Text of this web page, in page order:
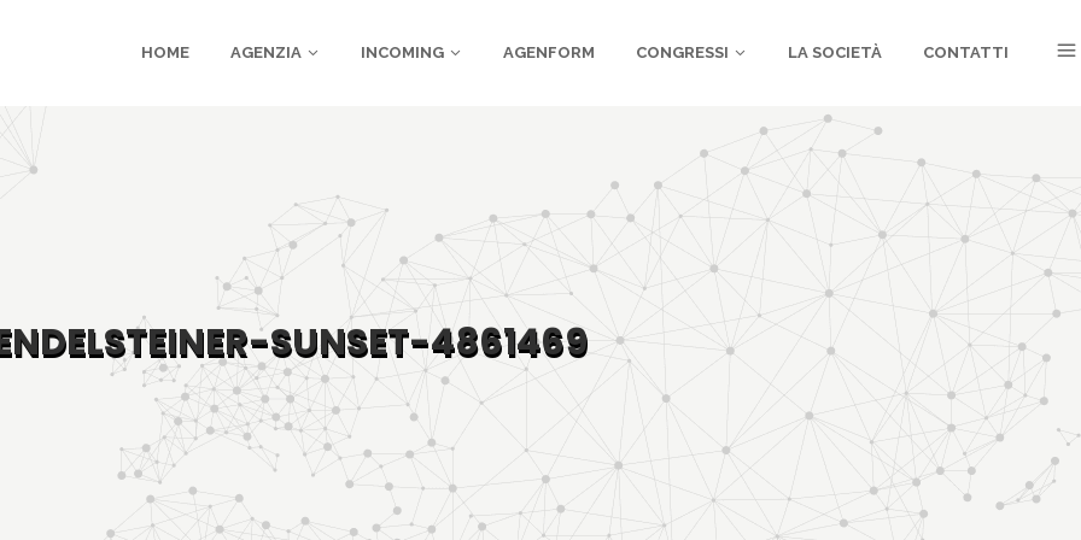
HOME AGENZIA INCOMING AGENFORM CONGRESSI LA SOCIETÀ CONTATTI
SUNSET-4861469